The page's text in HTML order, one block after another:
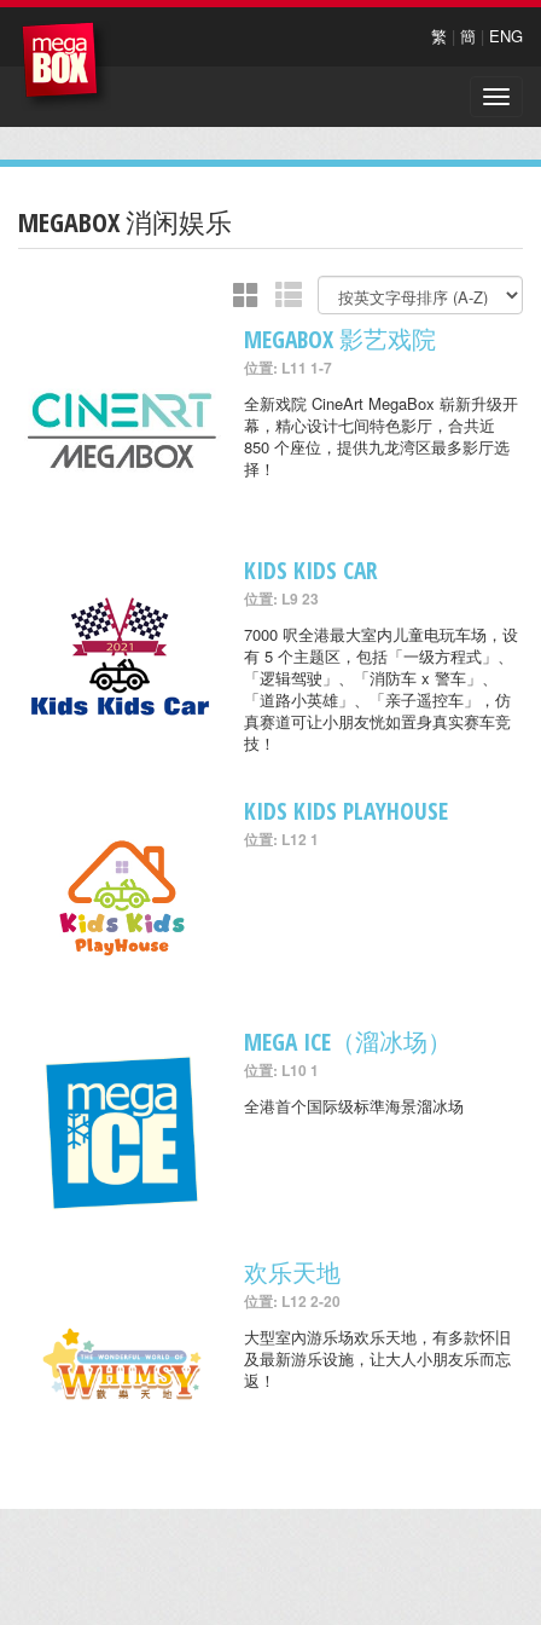
繁 | 簡 | ENG
Toggle
MEGABOX 消闲娱乐
MEGABOX 影艺戏院
位置: L11 1-7
全新戏院 CineArt MegaBox 崭新升级开
幕，精心设计七间特色影厅，合共近
850 个座位，提供九龙湾区最多影厅选
择！
KIDS KIDS CAR
位置: L9 23
7000 呎全港最大室内儿童电玩车场，设
有 5 个主题区，包括「一级方程式」、
「逻辑驾驶」、「消防车 x 警车」、
「道路小英雄」、「亲子遥控车」，仿
真赛道可让小朋友恍如置身真实赛车竞
技！
KIDS KIDS PLAYHOUSE
位置: L12 1
MEGA ICE（溜冰场）
位置: L10 1
全港首个国际级标準海景溜冰场
欢乐天地
位置: L12 2-20
大型室內游乐场欢乐天地，有多款怀旧
及最新游乐设施，让大人小朋友乐而忘
返！